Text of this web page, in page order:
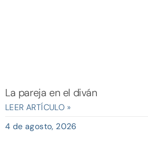
La pareja en el diván
LEER ARTÍCULO »
4 de agosto, 2026